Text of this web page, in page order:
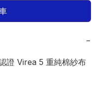
−
證 Virea 5 重純棉紗布